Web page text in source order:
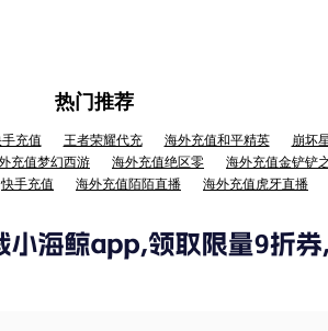
热门推荐
充值 王者荣耀代充 海外充值和平精英 崩坏
充值梦幻西游 海外充值绝区零 海外充值金铲铲
快手充值 海外充值陌陌直播 海外充值虎牙直播